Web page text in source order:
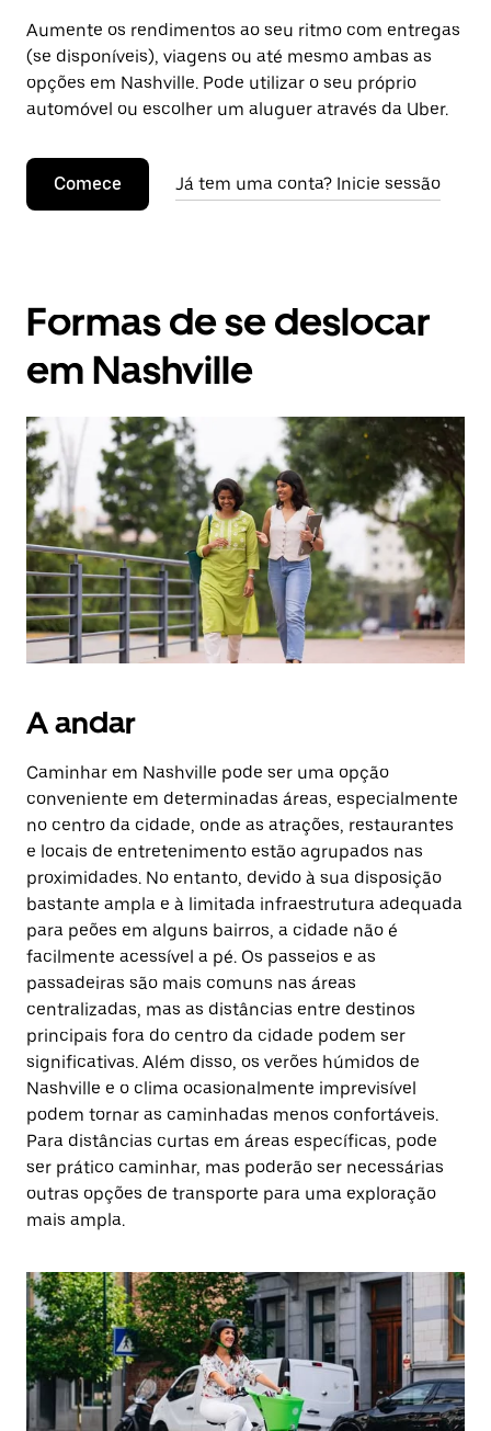
Aumente os rendimentos ao seu ritmo com entregas
(se disponíveis), viagens ou até mesmo ambas as
opções em Nashville. Pode utilizar o seu próprio
automóvel ou escolher um aluguer através da Uber.
Comece Já tem uma conta? Inicie sessão
Formas de se deslocar
em Nashville
A andar
Caminhar em Nashville pode ser uma opção
conveniente em determinadas áreas, especialmente
no centro da cidade, onde as atrações, restaurantes
e locais de entretenimento estão agrupados nas
proximidades. No entanto, devido à sua disposição
bastante ampla e à limitada infraestrutura adequada
para peões em alguns bairros, a cidade não é
facilmente acessível a pé. Os passeios e as
passadeiras são mais comuns nas áreas
centralizadas, mas as distâncias entre destinos
principais fora do centro da cidade podem ser
significativas. Além disso, os verões húmidos de
Nashville e o clima ocasionalmente imprevisível
podem tornar as caminhadas menos confortáveis.
Para distâncias curtas em áreas específicas, pode
ser prático caminhar, mas poderão ser necessárias
outras opções de transporte para uma exploração
mais ampla.